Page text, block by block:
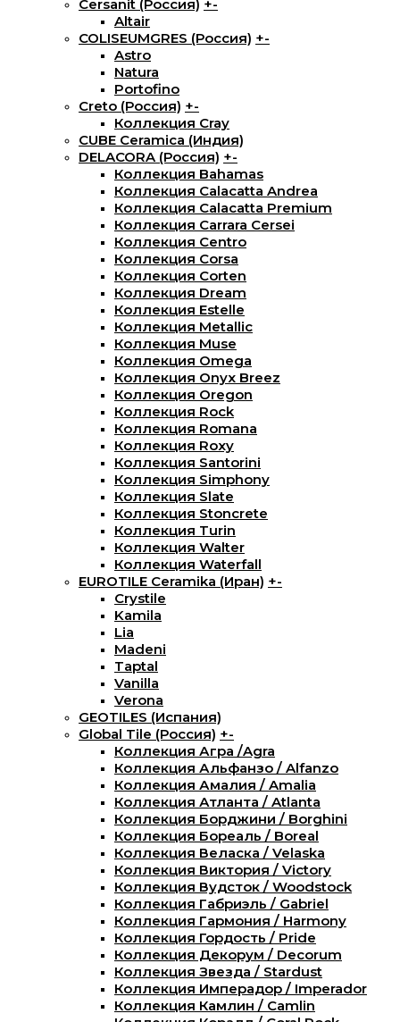
Cersanit (Россия) +-
Altair
COLISEUMGRES (Россия) +-
Astro
Natura
Portofino
Creto (Россия) +-
Коллекция Cray
CUBE Ceramica (Индия)
DELACORA (Россия) +-
Коллекция Bahamas
Коллекция Calacatta Andrea
Коллекция Calacatta Premium
Коллекция Carrara Cersei
Коллекция Centro
Коллекция Corsa
Коллекция Corten
Коллекция Dream
Коллекция Estelle
Коллекция Metallic
Коллекция Muse
Коллекция Omega
Коллекция Onyx Breez
Коллекция Oregon
Коллекция Rock
Коллекция Romana
Коллекция Roxy
Коллекция Santorini
Коллекция Simphony
Коллекция Slate
Коллекция Stoncrete
Коллекция Turin
Коллекция Walter
Коллекция Waterfall
EUROTILE Ceramika (Иран) +-
Crystile
Kamila
Lia
Madeni
Taptal
Vanilla
Verona
GEOTILES (Испания)
Global Tile (Россия) +-
Коллекция Агра /Agra
Коллекция Альфанзо / Alfanzo
Коллекция Амалия / Amalia
Коллекция Атланта / Atlanta
Коллекция Борджини / Borghini
Коллекция Бореаль / Boreal
Коллекция Веласка / Velaska
Коллекция Виктория / Victory
Коллекция Вудсток / Woodstock
Коллекция Габриэль / Gabriel
Коллекция Гармония / Harmony
Коллекция Гордость / Pride
Коллекция Декорум / Decorum
Коллекция Звезда / Stardust
Коллекция Имперадор / Imperador
Коллекция Камлин / Camlin